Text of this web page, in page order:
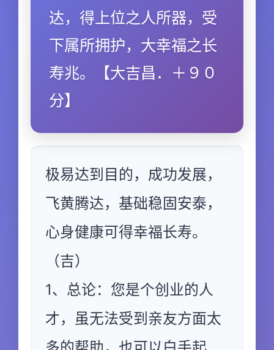
达，得上位之人所器，受
下属所拥护，大幸福之长
寿兆。【大吉昌．＋９０
分】
极易达到目的，成功发展，
飞黄腾达，基础稳固安泰，
心身健康可得幸福长寿。
（吉）
1、总论：您是个创业的人
才，虽无法受到亲友方面太